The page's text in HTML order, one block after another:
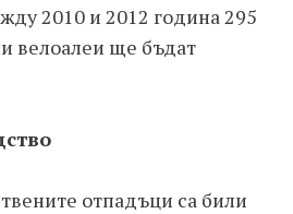
2010 и 2012 година 295
велоалеи ще бъдат
отпадъци са били